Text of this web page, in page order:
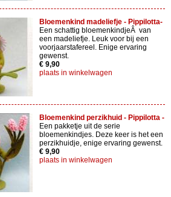
Bloemenkind madeliefje - Pippilotta-
Een schattig bloemenkindjeÂ van
een madeliefje. Leuk voor bij een
voorjaarstafereel. Enige ervaring
gewenst.
€ 9,90
plaats in winkelwagen
Bloemenkind perzikhuid - Pippilotta -
Een pakketje uit de serie
bloemenkindjes. Deze keer is het een
perzikhuidje, enige ervaring gewenst.
€ 9,90
plaats in winkelwagen